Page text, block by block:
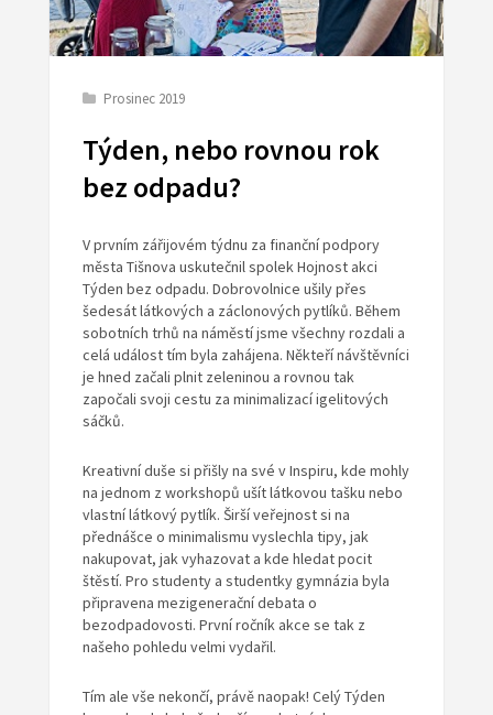
Prosinec 2019
Týden, nebo rovnou rok
bez odpadu?
V prvním zářijovém týdnu za finanční podpory
města Tišnova uskutečnil spolek Hojnost akci
Týden bez odpadu. Dobrovolnice ušily přes
šedesát látkových a záclonových pytlíků. Během
sobotních trhů na náměstí jsme všechny rozdali a
celá událost tím byla zahájena. Někteří návštěvníci
je hned začali plnit zeleninou a rovnou tak
započali svoji cestu za minimalizací igelitových
sáčků.
Kreativní duše si přišly na své v Inspiru, kde mohly
na jednom z workshopů ušít látkovou tašku nebo
vlastní látkový pytlík. Širší veřejnost si na
přednášce o minimalismu vyslechla tipy, jak
nakupovat, jak vyhazovat a kde hledat pocit
štěstí. Pro studenty a studentky gymnázia byla
připravena mezigenerační debata o
bezodpadovosti. První ročník akce se tak z
našeho pohledu velmi vydařil.
Tím ale vše nekončí, právě naopak! Celý Týden